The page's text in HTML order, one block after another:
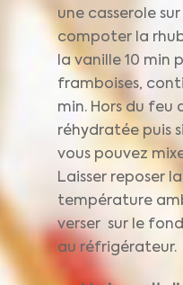
une casserole
compoter la
la vanille 10 min
framboises,
min. Hors du
réhydratée puis
vous pouvez
Laisser reposer
température
verser sur le
au réfrigérateur.